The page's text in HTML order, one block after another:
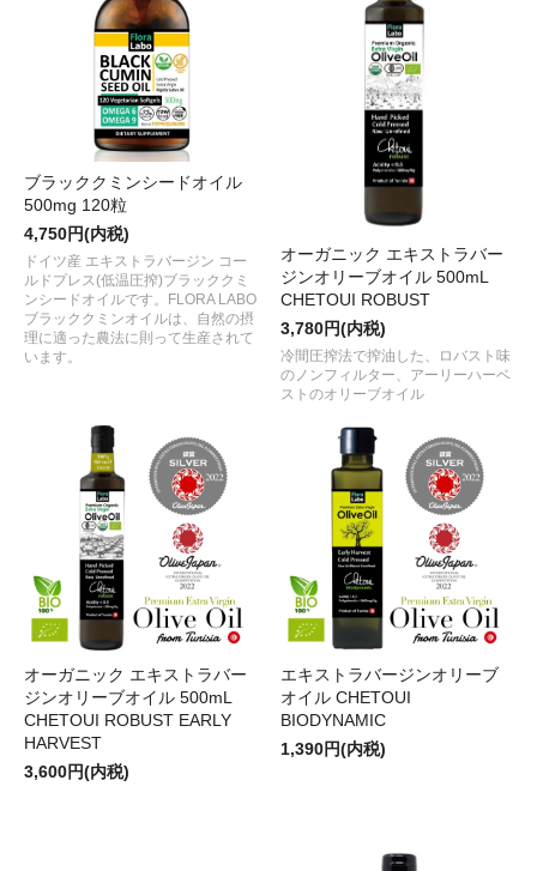
ブラッククミンシードオイル
500mg 120粒
4,750円(内税)
ドイツ産 エキストラバージン コー
ルドプレス(低温圧搾)ブラッククミ
ンシードオイルです。FLORA LABO
ブラッククミンオイルは、自然の摂
理に適った農法に則って生産されて
います。
オーガニック エキストラバー
ジンオリーブオイル 500mL
CHETOUI ROBUST
3,780円(内税)
冷間圧搾法で搾油した、ロバスト味
のノンフィルター、アーリーハーベ
ストのオリーブオイル
オーガニック エキストラバー
ジンオリーブオイル 500mL
CHETOUI ROBUST EARLY
HARVEST
3,600円(内税)
エキストラバージンオリーブ
オイル CHETOUI
BIODYNAMIC
1,390円(内税)